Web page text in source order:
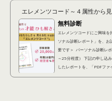
エレメンツコード～４属性から
無料診断
エレメンツコードにご興味を
ソナル診断レポート」を、
要です＞ パーソナル診断レ
～25分程度） 下記の申し込
したレポートを、「PDFファ